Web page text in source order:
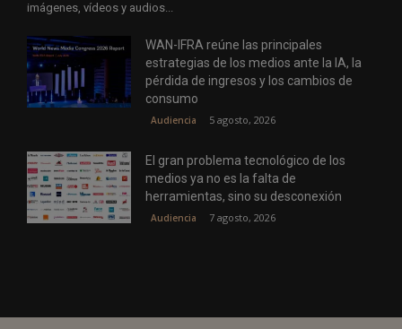
imágenes, vídeos y audios...
WAN-IFRA reúne las principales
estrategias de los medios ante la IA, la
pérdida de ingresos y los cambios de
consumo
Audiencia 5 agosto, 2026
El gran problema tecnológico de los
medios ya no es la falta de
herramientas, sino su desconexión
Audiencia 7 agosto, 2026